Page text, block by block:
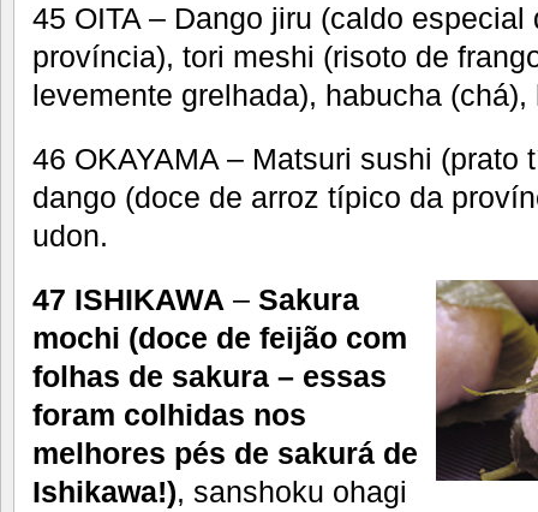
45 OITA – Dango jiru (caldo especial
província), tori meshi (risoto de
levemente grelhada), habucha
46 OKAYAMA – Matsuri sushi (prato
dango (doce de arroz típico da
udon.
47 ISHIKAWA – Sakura
mochi (doce de feijão com
folhas de sakura – essas
foram colhidas nos
melhores pés de sakurá de
Ishikawa!), sanshoku ohagi